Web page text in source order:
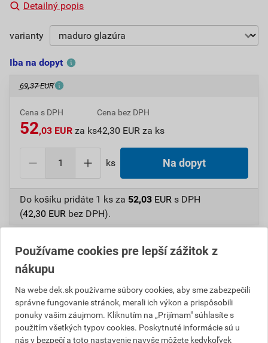
Detailný popis
varianty
Iba na dopyt
69,37 EUR
Cena s DPH
52,03 EUR za ks
Cena bez DPH
42,30 EUR za ks
ks Na dopyt
Do košíku pridáte 1 ks za 52,03 EUR s DPH
(42,30 EUR bez DPH).
VýrobcaRÖBEN
Popis
Anténny komplet pre škridlu Monza plus.
Používame cookies pre lepší zážitok z
nákupu
Na webe dek.sk používame súbory cookies, aby sme zabezpečili
správne fungovanie stránok, merali ich výkon a prispôsobili
ponuky vašim záujmom. Kliknutím na „Prijímam" súhlasíte s
použitím všetkých typov cookies. Poskytnuté informácie sú u
nás v bezpečí a toto nastavenie navyše môžete kedykoľvek